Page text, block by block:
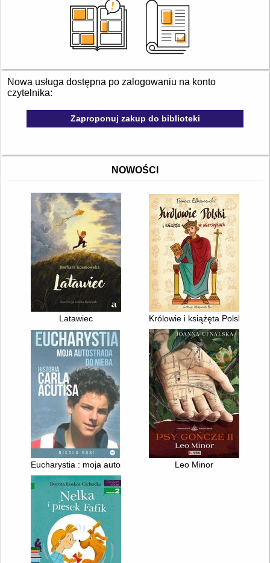
Nowa usługa dostępna po zalogowaniu na konto
czytelnika:
Zaproponuj zakup do biblioteki
NOWOŚCI
Latawiec Królowie i książęta Polski w
Eucharystia : moja autostrada do Nieba : historia Carla Acutisa
Leo Minor